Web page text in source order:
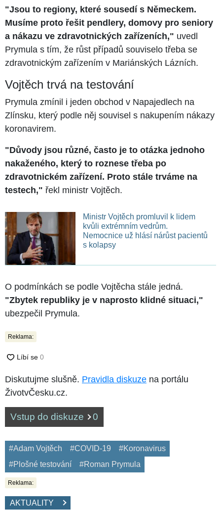
"Jsou to regiony, které sousedí s Německem.
Musíme proto řešit pendlery, domovy pro seniory
a nákazu ve zdravotnických zařízeních," uvedl
Prymula s tím, že růst případů souviselo třeba se
zdravotnickým zařízením v Mariánských Lázních.
Vojtěch trvá na testování
Prymula zmínil i jeden obchod v Napajedlech na
Zlínsku, který podle něj souvisel s nakupením nákazy
koronavirem.
"Důvody jsou různé, často je to otázka jednoho
nakaženého, který to roznese třeba po
zdravotnickém zařízení. Proto stále trváme na
testech," řekl ministr Vojtěch.
Ministr Vojtěch promluvil k lidem
kvůli extrémním vedrům.
Nemocnice už hlásí nárůst pacientů
s kolapsy
O podmínkách se podle Vojtěcha stále jedná.
"Zbytek republiky je v naprosto klidné situaci,"
ubezpečil Prymula.
Reklama:
Diskutujme slušně. Pravidla diskuze na portálu
ŽivotvČesku.cz.
Vstup do diskuze 0
#Adam Vojtěch #COVID-19
#Koronavirus
#Plošné testování
#Roman Prymula
Reklama:
AKTUALITY